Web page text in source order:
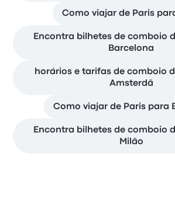
Como viajar de Paris
Encontra bilhetes de comboio
Barcelona
horários e tarifas de comboio
Amsterdã
Como viajar de Paris para
Encontra bilhetes de comboio
Milão